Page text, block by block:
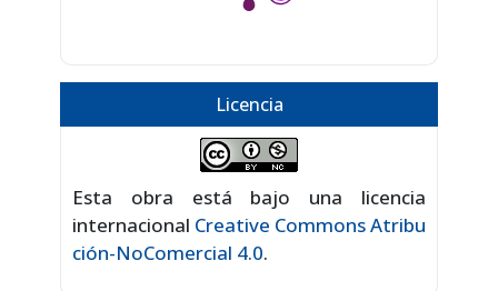
Licencia
Esta obra está bajo una licencia
internacional Creative Commons Atribu
ción-NoComercial 4.0.